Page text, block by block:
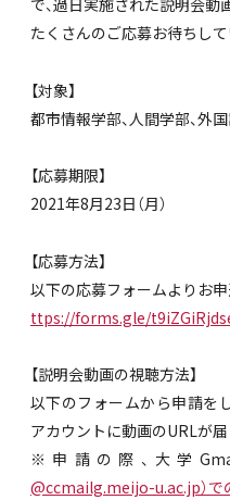
たくさんのご応募お待ちして
【対象】
都市情報学部、人間学部、外
【応募期限】
2021年8月23日（月）
【応募方法】
以下の応募フォームよりお申
ttps://forms.gle/
【説明会動画の視聴方法】
以下のフォームから申請を
アカウントに動画のURLが届
※申請の際、大学
@ccmailg.meijo-u.ac.jp）で